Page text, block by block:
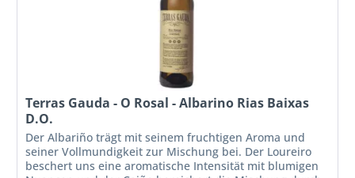
Terras Gauda - O Rosal - Albarino Rias Baixas
D.O.
Der Albariño trägt mit seinem fruchtigen Aroma und
seiner Vollmundigkeit zur Mischung bei. Der Loureiro
beschert uns eine aromatische Intensität mit blumigen